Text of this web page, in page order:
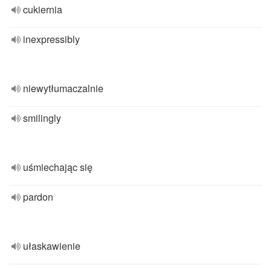
cukiernia
inexpressibly
niewytłumaczalnie
smilingly
uśmiechając się
pardon
ułaskawienie